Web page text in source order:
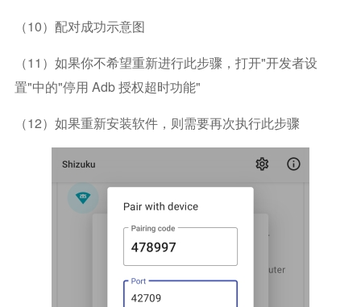
（10）配对成功示意图
（11）如果你不希望重新进行此步骤，打开"开发者设
置"中的"停用 Adb 授权超时功能"
（12）如果重新安装软件，则需要再次执行此步骤